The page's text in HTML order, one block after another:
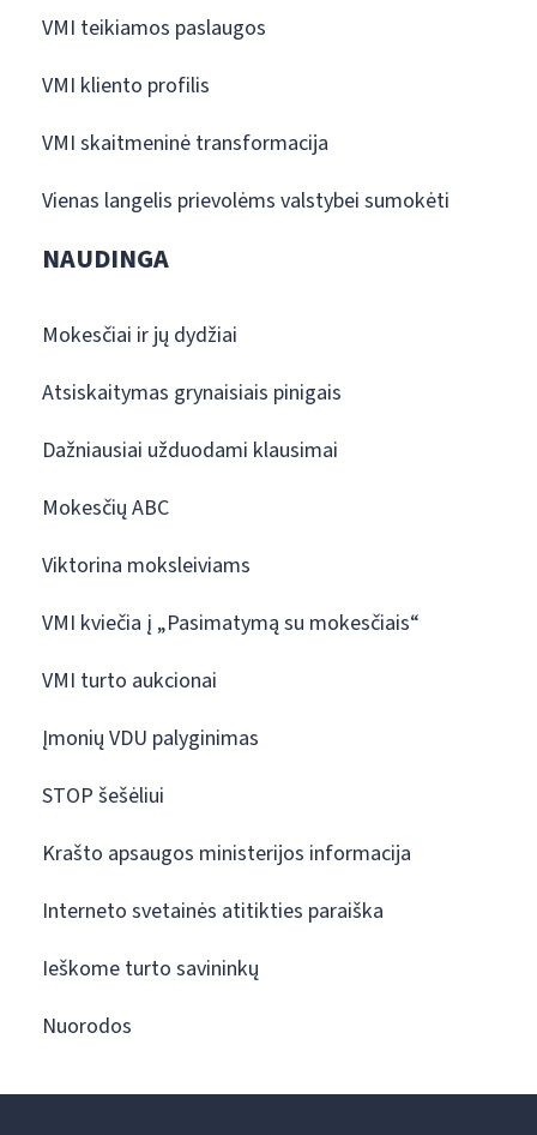
VMI teikiamos paslaugos
VMI kliento profilis
VMI skaitmeninė transformacija
Vienas langelis prievolėms valstybei sumokėti
NAUDINGA
Mokesčiai ir jų dydžiai
Atsiskaitymas grynaisiais pinigais
Dažniausiai užduodami klausimai
Mokesčių ABC
Viktorina moksleiviams
VMI kviečia į „Pasimatymą su mokesčiais“
VMI turto aukcionai
Įmonių VDU palyginimas
STOP šešėliui
Krašto apsaugos ministerijos informacija
Interneto svetainės atitikties paraiška
Ieškome turto savininkų
Nuorodos